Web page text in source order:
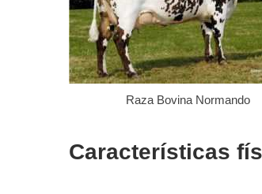
Raza Bovina Normando
Características